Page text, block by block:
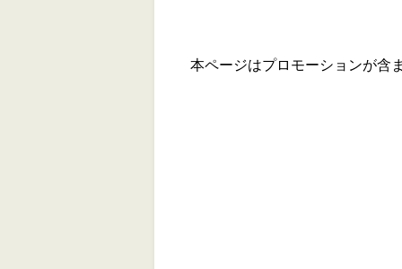
本ページはプロモーションが含